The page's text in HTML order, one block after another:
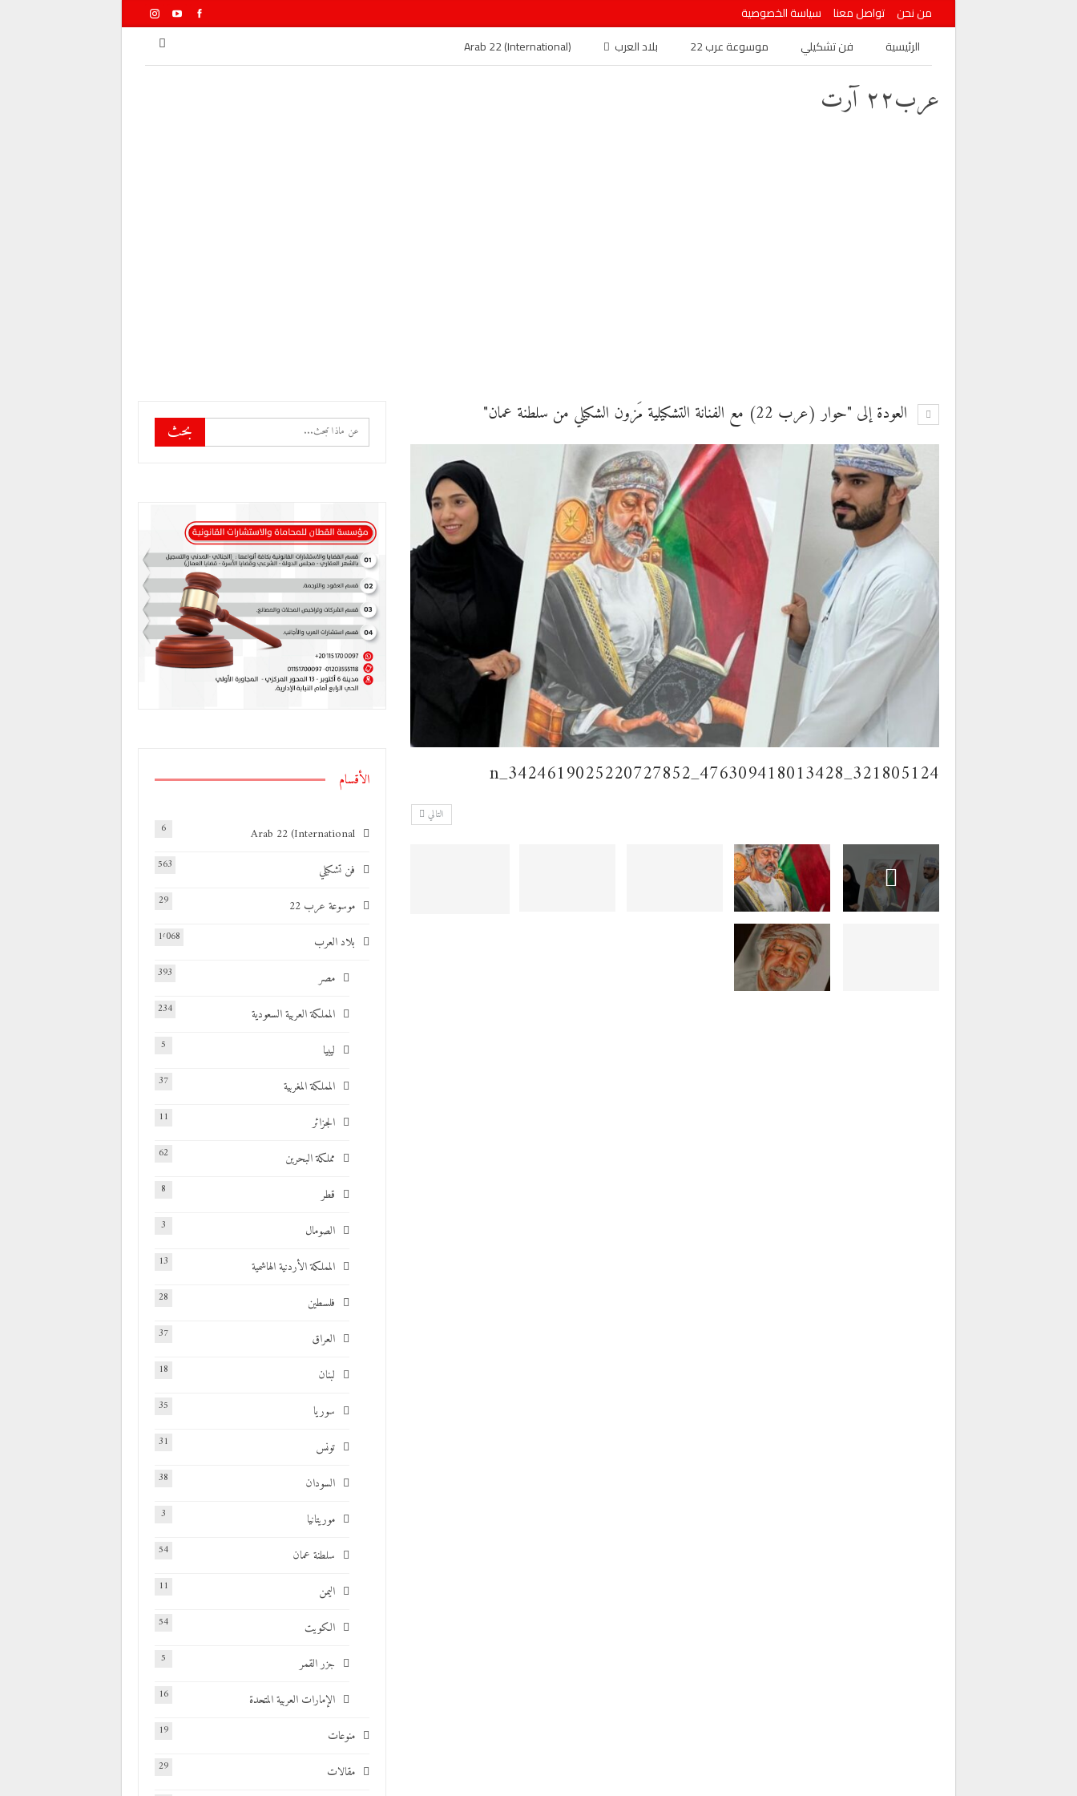
من نحن تواصل معنا
سياسة الخصوصية
الرئيسية
فن تشكيلي موسوعة عرب 22 بلاد العرب Arab 22 (International)
عرب٢٢ آرت
العودة إلى "حوار (عرب 22) مع الفنانة التشكيلية مَزون الشكيلي من سلطنة عمان"
321805124_476309418013428_3424619025220727852_n
التالي
الأقسام
Arab 22 (International
6
فن تشكيلي 563
موسوعة عرب 22 29
بلاد العرب 1٬068
مصر 393
المملكة العربية السعودية 234
ليبيا 5
المملكة المغربية 37
الجزائر 11
مملكة البحرين 62
قطر 8
الصومال 3
المملكة الأردنية الهاشمية 13
فلسطين 28
العراق 37
لبنان 18
سوريا 35
تونس 31
السودان 38
موريتانيا 3
سلطنة عمان 54
اليمن 11
الكويت 54
جزر القمر 5
الإمارات العربية المتحدة 16
منوعات 19
مقالات 29